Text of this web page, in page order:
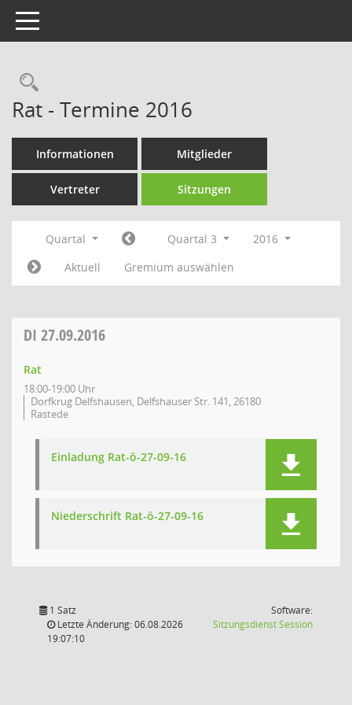
Toggle navigation
Rechercheauswahl
Rat - Termine 2016
Informationen Mitglieder
Vertreter Sitzungen
Quartal Quartal 3
2016
Aktuell
Gremium auswählen
DI 27.09.2016
Rat
18:00-19:00 Uhr
Dorfkrug Delfshausen, Delfshauser Str. 141, 26180
Rastede
Einladung Rat-ö-27-09-16
Niederschrift Rat-ö-27-09-16
1 Satz
Letzte Änderung: 06.08.2026
19:07:10
Software:
SitzungsdienstSession(Wird in